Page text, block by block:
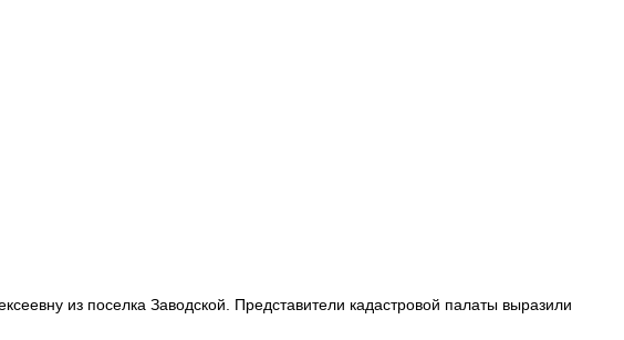
из поселка Заводской. Представители кадастровой палаты выразили